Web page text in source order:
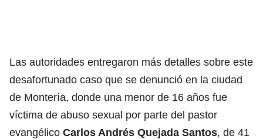
Las autoridades entregaron más detalles sobre este
desafortunado caso que se denunció en la ciudad
de Montería, donde una menor de 16 años fue
víctima de abuso sexual por parte del pastor
evangélico Carlos Andrés Quejada Santos, de 41